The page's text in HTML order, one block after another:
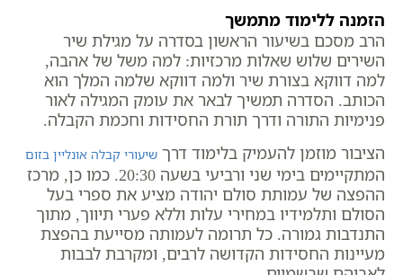
הזמנה ללימוד מתמשך
הרב מסכם בשיעור הראשון בסדרה על מגילת שיר
השירים שלוש שאלות מרכזיות: למה משל של אהבה,
למה דווקא בצורת שיר ולמה דווקא שלמה המלך הוא
הכותב. הסדרה תמשיך לבאר את עומק המגילה לאור
פנימיות התורה ודרך תורת החסידות וחכמת הקבלה.
הציבור מוזמן להעמיק בלימוד דרך שיעורי קבלה אונליין בזום
המתקיימים בימי שני ורביעי בשעה 20:30. כמו כן, מרכז
ההפצה של עמותת סולם יהודה מציע את ספרי בעל
הסולם ותלמידיו במחירי עלות וללא פערי תיווך, מתוך
התנדבות גמורה. כל תרומה לעמותה מסייעת בהפצת
מעיינות החסידות הקדושה לרבים, ומקרבת לבבות